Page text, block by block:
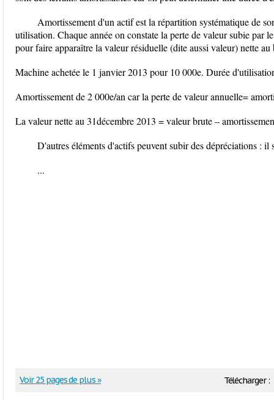
Amortissement d'un actif est la répartition systématique de
utilisation. Chaque année on constate la perte de valeur subie par
pour faire apparaître la valeur résiduelle (dite aussi valeur) nette au
Machine achetée le 1 janvier 2013 pour 10 000e. Durée
Amortissement de 2 000e/an car la perte de valeur annuelle=
La valeur nette au 31décembre 2013 = valeur brute –
D'autres éléments d'actifs peuvent subir des dépréciations : il
...
Télécharger :
Voir 25 pages de plus »